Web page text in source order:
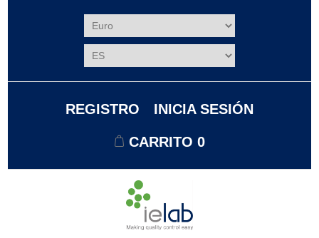
REGISTRO INICIA SESIÓN
CARRITO 0